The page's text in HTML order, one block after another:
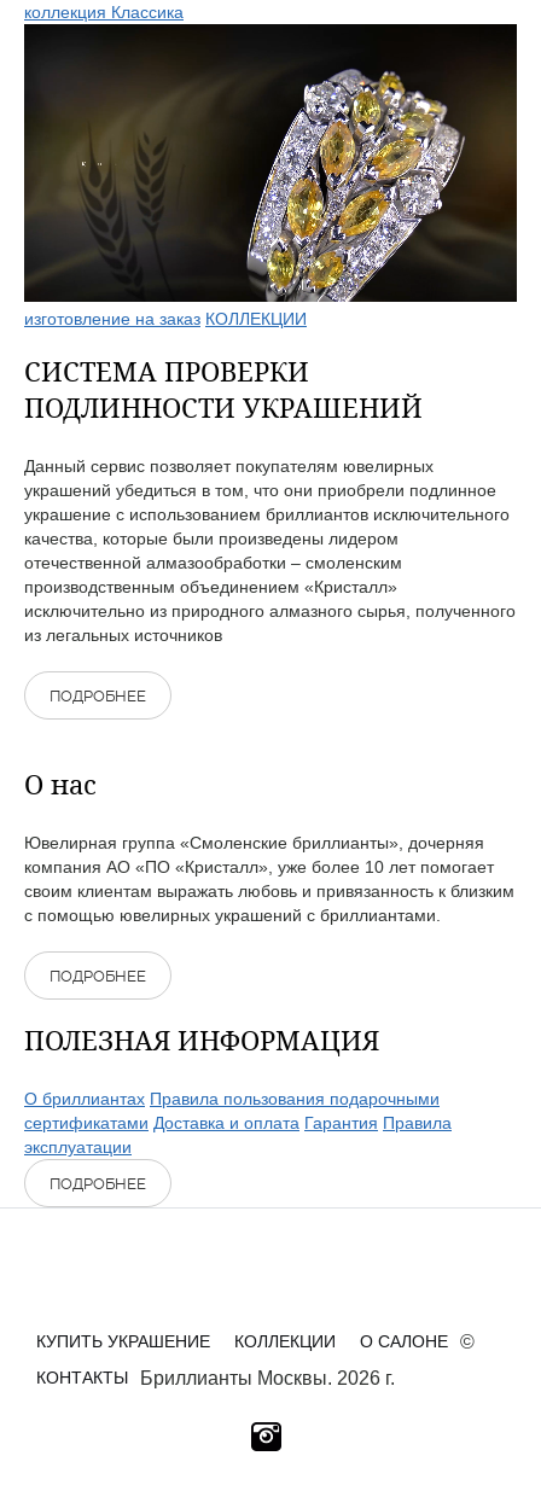
коллекция Классика
изготовление на заказ КОЛЛЕКЦИИ
СИСТЕМА ПРОВЕРКИ
ПОДЛИННОСТИ УКРАШЕНИЙ
Данный сервис позволяет покупателям ювелирных
украшений убедиться в том, что они приобрели подлинное
украшение с использованием бриллиантов исключительного
качества, которые были произведены лидером
отечественной алмазообработки – смоленским
производственным объединением «Кристалл»
исключительно из природного алмазного сырья, полученного
из легальных источников
ПОДРОБНЕЕ
О нас
Ювелирная группа «Смоленские бриллианты», дочерняя
компания АО «ПО «Кристалл», уже более 10 лет помогает
своим клиентам выражать любовь и привязанность к близким
с помощью ювелирных украшений с бриллиантами.
ПОДРОБНЕЕ
ПОЛЕЗНАЯ ИНФОРМАЦИЯ
О бриллиантах Правила пользования подарочными
сертификатами Доставка и оплата Гарантия Правила
эксплуатации
ПОДРОБНЕЕ
КУПИТЬ УКРАШЕНИЕ КОЛЛЕКЦИИ
О САЛОНЕ
КОНТАКТЫ
©
Бриллианты Москвы. 2026 г.